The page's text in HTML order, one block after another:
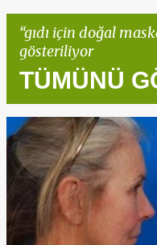
gıdı için doğal
gösteriliyor
TÜMÜNÜ
K
y